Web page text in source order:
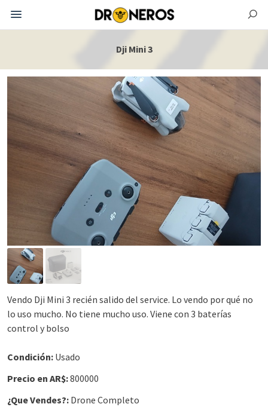
Dji Mini 3
Vendo Dji Mini 3 recién salido del service. Lo vendo por qué no
lo uso mucho. No tiene mucho uso. Viene con 3 baterías
control y bolso
Condición: Usado
Precio en AR$:800000
¿Que Vendes?: Drone Completo